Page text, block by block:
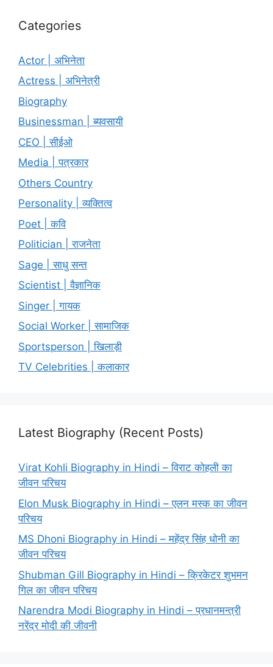
Categories
Actor | अभिनेता
Actress | अभिनेत्री
Biography
Businessman | ब्यवसायी
CEO | सीईओ
Media | पत्रकार
Others Country
Personality | व्यक्तित्व
Poet | कवि
Politician | राजनेता
Sage | साधु सन्त
Scientist | वैज्ञानिक
Singer | गायक
Social Worker | सामाजिक
Sportsperson | खिलाड़ी
TV Celebrities | कलाकार
Latest Biography (Recent Posts)
Virat Kohli Biography in Hindi – विराट कोहली का
जीवन परिचय
Elon Musk Biography in Hindi – एलन मस्क का जीवन
परिचय
MS Dhoni Biography in Hindi – महेंद्र सिंह धोनी का
जीवन परिचय
Shubman Gill Biography in Hindi – क्रिकेटर शुभमन
गिल का जीवन परिचय
Narendra Modi Biography in Hindi – प्रधानमन्त्री
नरेंद्र मोदी की जीवनी